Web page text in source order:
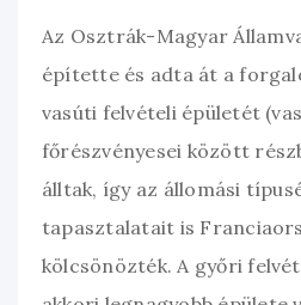
Az Osztrák-Magyar
építette és adta át a
vasúti felvételi épületét
főrészvényesei között
álltak, így az állomási
tapasztalatait is
kölcsönözték. A győri